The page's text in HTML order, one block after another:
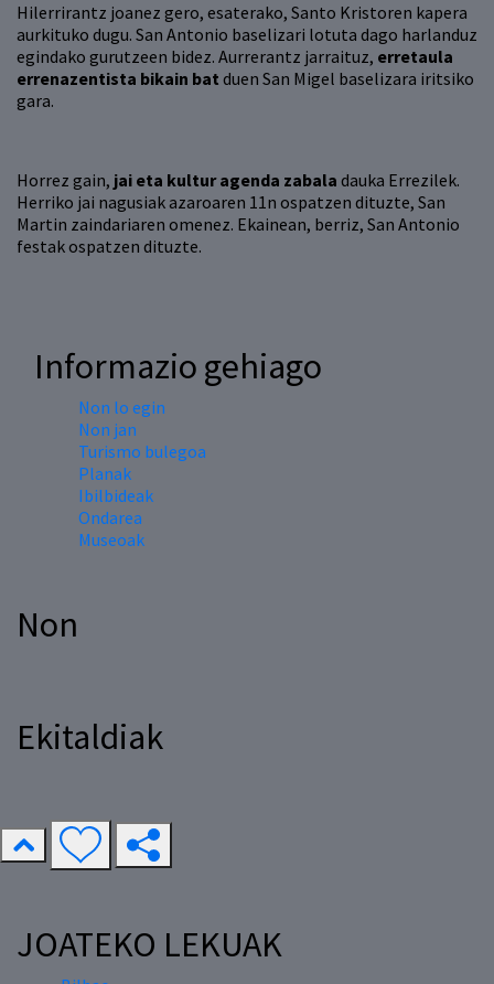
Hilerrirantz joanez gero, esaterako, Santo Kristoren kapera
aurkituko dugu. San Antonio baselizari lotuta dago harlanduz
egindako gurutzeen bidez. Aurrerantz jarraituz, erretaula
errenazentista bikain bat duen San Migel baselizara iritsiko
gara.
Horrez gain, jai eta kultur agenda zabala dauka Errezilek.
Herriko jai nagusiak azaroaren 11n ospatzen dituzte, San
Martin zaindariaren omenez. Ekainean, berriz, San Antonio
festak ospatzen dituzte.
Informazio gehiago
Non lo egin
Non jan
Turismo bulegoa
Planak
Ibilbideak
Ondarea
Museoak
Non
Ekitaldiak
JOATEKO LEKUAK